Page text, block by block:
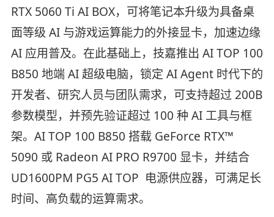
RTX 5060 Ti AI BOX，可将笔记本升级为具备桌
面等级 AI 与游戏运算能力的外接显卡，加速边缘
AI 应用普及。在此基础上，技嘉推出 AI TOP 100
B850 地端 AI 超级电脑，锁定 AI Agent 时代下的
开发者、研究人员与团队需求，可支持超过 200B
参数模型，并预先验证超过 100 种 AI 工具与框
架。AI TOP 100 B850 搭载 GeForce RTX™
5090 或 Radeon AI PRO R9700 显卡，并结合
UD1600PM PG5 AI TOP 电源供应器，可满足长
时间、高负载的运算需求。